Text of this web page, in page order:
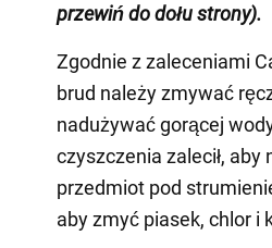
przewiń do dołu strony).
Zgodnie z zaleceniami
brud należy zmywać
nadużywać gorącej
czyszczenia zalecił, aby
przedmiot pod
aby zmyć piasek, chlor i